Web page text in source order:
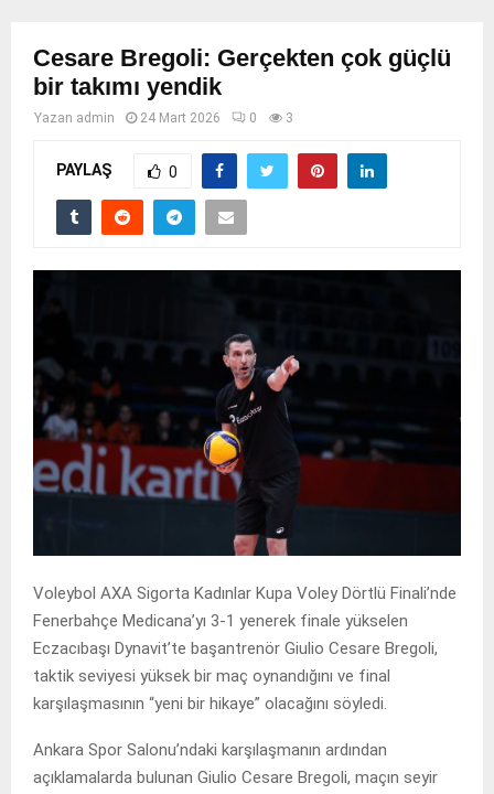
Cesare Bregoli: Gerçekten çok güçlü
bir takımı yendik
Yazan admin 24 Mart 2026 0 3
PAYLAŞ 0
Voleybol AXA Sigorta Kadınlar Kupa Voley Dörtlü Finali’nde
Fenerbahçe Medicana’yı 3-1 yenerek finale yükselen
Eczacıbaşı Dynavit’te başantrenör Giulio Cesare Bregoli,
taktik seviyesi yüksek bir maç oynandığını ve final
karşılaşmasının “yeni bir hikaye” olacağını söyledi.
Ankara Spor Salonu’ndaki karşılaşmanın ardından
açıklamalarda bulunan Giulio Cesare Bregoli, maçın seyir